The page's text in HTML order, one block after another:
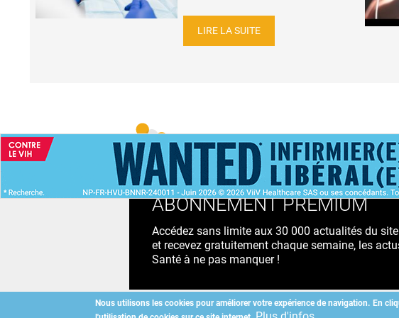
LIRE LA SUITE
Nous utilisons les cookies pour améliorer votre expérience de navigation. En
ACCUEIL NEWSLETTER QUI
ABONNEMENT PREMIUM
Accédez sans limite aux 30 000 actualités du site
et recevez gratuitement chaque semaine, les
Santé à ne pas manquer !